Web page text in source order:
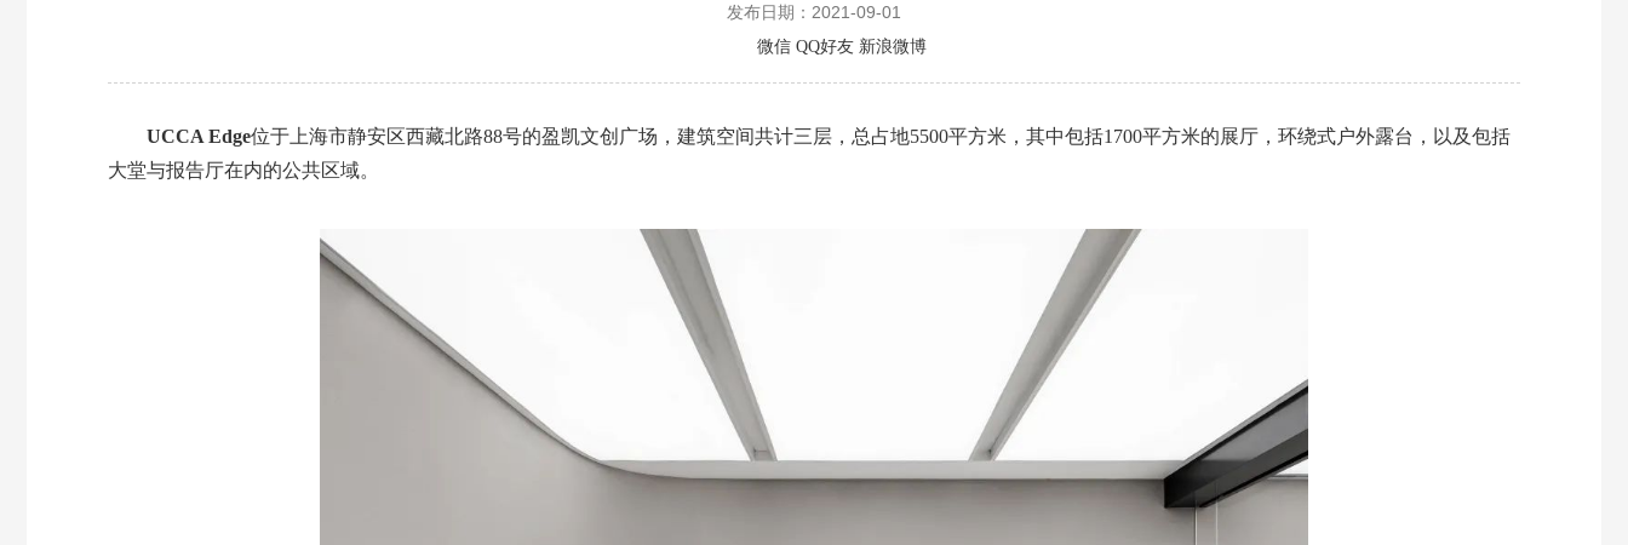
发布日期：2021-09-01
微信 QQ好友 新浪微博
UCCA Edge位于上海市静安区西藏北路88号的盈凯文创广场，建筑空间共计三层，总占地5500平方米，其中包括1700平方米的展厅，环绕式户外露台，以及包括
大堂与报告厅在内的公共区域。